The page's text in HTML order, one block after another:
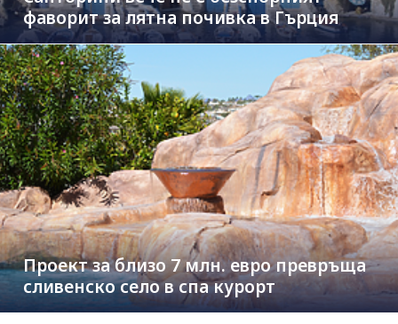
фаворит за лятна почивка в Гърция
Проект за близо 7 млн. евро превръща
сливенско село в спа курорт